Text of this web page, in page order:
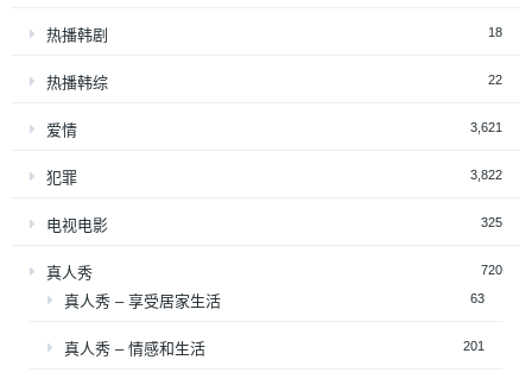
热播韩剧 18
热播韩综 22
爱情 3,621
犯罪 3,822
电视电影 325
真人秀 720
真人秀 – 享受居家生活 63
真人秀 – 情感和生活 201